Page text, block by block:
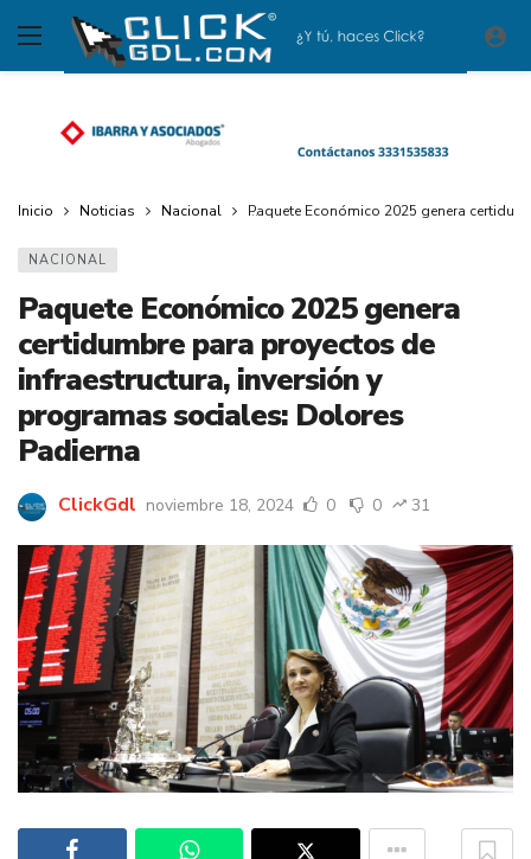
Inicio Noticias Nacional Paquete Económico 2025 genera
NACIONAL
Paquete Económico 2025 genera
certidumbre para proyectos de
infraestructura, inversión y
programas sociales: Dolores
Padierna
ClickGdl noviembre 18, 2024 0 0 31